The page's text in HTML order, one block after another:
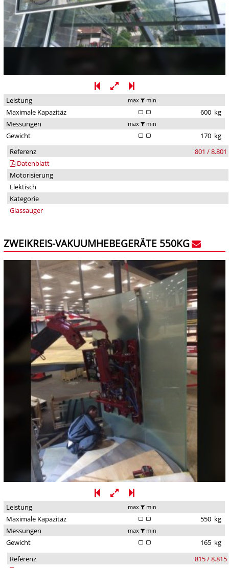
Leistung max min
Maximale Kapazitäz 600 kg
Messungen
max min
Gewicht 170 kg
Referenz
801 / 8.801
Datenblatt
Motorisierung
Elektisch
Kategorie
Glassauger
ZWEIKREIS-VAKUUMHEBEGERÄTE 550KG
Leistung max min
Maximale Kapazitäz 550 kg
Messungen
max min
Gewicht 165 kg
Referenz
815 / 8.815